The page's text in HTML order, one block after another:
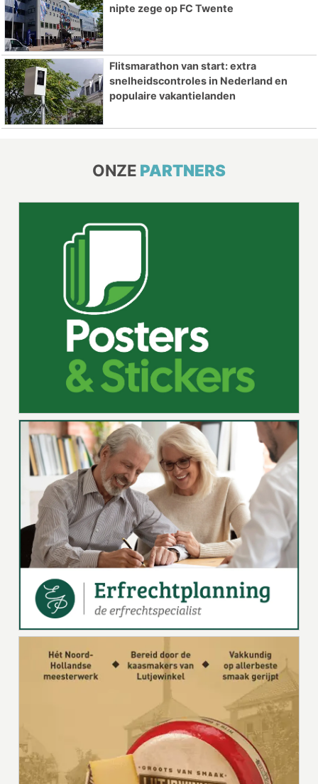
nipte zege op FC Twente
Flitsmarathon van start: extra
snelheidscontroles in Nederland en
populaire vakantielanden
ONZE PARTNERS